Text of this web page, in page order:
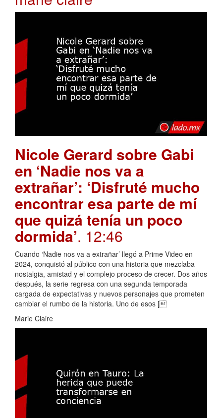
Nicole Gerard sobre Gabi
en ‘Nadie nos va a
extrañar’: ‘Disfruté mucho
encontrar esa parte de mí
que quizá tenía un poco
dormida’. 12:46
Cuando ‘Nadie nos va a extrañar’ llegó a Prime Video en
2024, conquistó al público con una historia que mezclaba
nostalgia, amistad y el complejo proceso de crecer. Dos años
después, la serie regresa con una segunda temporada
cargada de expectativas y nuevos personajes que prometen
cambiar el rumbo de la historia. Uno de esos [
Marie Claire